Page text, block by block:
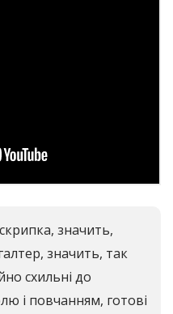
значить,
значить, так
схильні до
і повчанням, готові